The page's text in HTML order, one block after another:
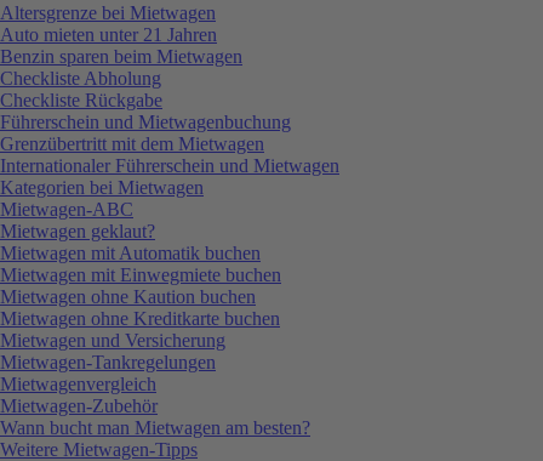
Altersgrenze bei Mietwagen
Auto mieten unter 21 Jahren
Benzin sparen beim Mietwagen
Checkliste Abholung
Checkliste Rückgabe
Führerschein und Mietwagenbuchung
Grenzübertritt mit dem Mietwagen
Internationaler Führerschein und Mietwagen
Kategorien bei Mietwagen
Mietwagen-ABC
Mietwagen geklaut?
Mietwagen mit Automatik buchen
Mietwagen mit Einwegmiete buchen
Mietwagen ohne Kaution buchen
Mietwagen ohne Kreditkarte buchen
Mietwagen und Versicherung
Mietwagen-Tankregelungen
Mietwagenvergleich
Mietwagen-Zubehör
Wann bucht man Mietwagen am besten?
Weitere Mietwagen-Tipps